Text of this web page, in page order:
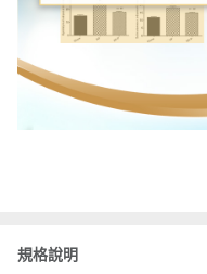
規格說明